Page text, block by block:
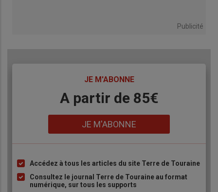
Publicité
JE M'ABONNE
A partir de 85€
JE M'ABONNE
Liste
à
puce
Accédez à tous les articles du site Terre de Touraine
Consultez le journal Terre de Touraine au format
numérique, sur tous les supports